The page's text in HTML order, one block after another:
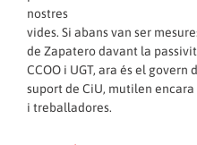
nostres
vides. Si abans van ser
de Zapatero davant la
CCOO i UGT, ara és el govern
suport de CiU, mutilen
i treballadores.